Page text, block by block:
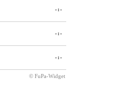
-:-
-:-
-:-
© FuPa-Widget